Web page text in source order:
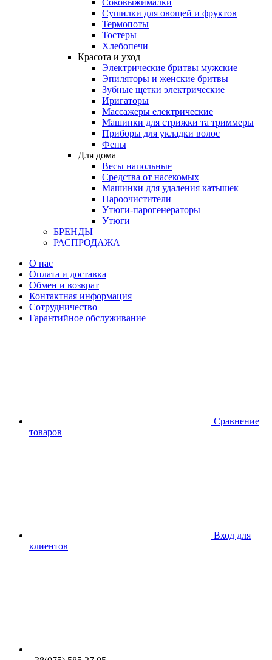
Сушилки для овощей и фруктов
Термопоты
Тостеры
Хлебопечи
Красота и уход
Электрические бритвы мужские
Эпиляторы и женские бритвы
Зубные щетки электрические
Иригаторы
Массажеры електрические
Машинки для стрижки та триммеры
Приборы для укладки волос
Фены
Для дома
Весы напольные
Средства от насекомых
Машинки для удаления катышек
Пароочистители
Утюги-парогенераторы
Утюги
БРЕНДЫ
РАСПРОДАЖА
О нас
Оплата и доставка
Обмен и возврат
Контактная информация
Сотрудничество
Гарантийное обслуживание
Сравнение
товаров
Вход для
клиентов